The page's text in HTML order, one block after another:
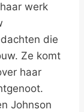
werk
die
Ze komt
haar
Johnson